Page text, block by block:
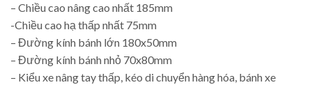
– Chiều cao nâng cao nhất 185mm
-Chiều cao hạ thấp nhất 75mm
– Đường kính bánh lớn 180x50mm
– Đường kính bánh nhỏ 70x80mm
– Kiểu xe nâng tay thấp, kéo di chuyển hàng hóa, bánh xe